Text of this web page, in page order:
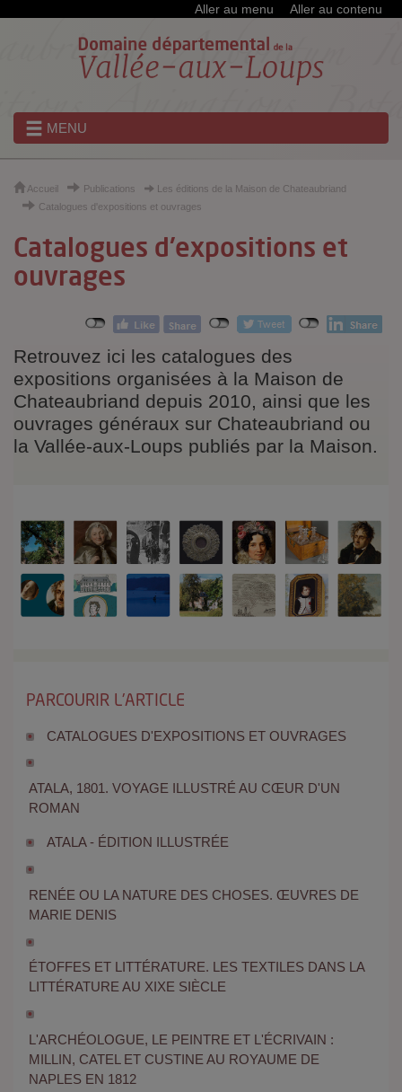
Aller au menu Aller au contenu
MENU
Accueil Publications
Les éditions de la Maison de Chateaubriand
Catalogues d'expositions et ouvrages
Catalogues d'expositions et
ouvrages
Retrouvez ici les catalogues des
expositions organisées à la Maison de
Chateaubriand depuis 2010, ainsi que les
ouvrages généraux sur Chateaubriand ou
la Vallée-aux-Loups publiés par la Maison.
PARCOURIR L'ARTICLE
CATALOGUES D'EXPOSITIONS ET OUVRAGES
ATALA, 1801. VOYAGE ILLUSTRÉ AU CŒUR D'UN
ROMAN
ATALA - ÉDITION ILLUSTRÉE
RENÉE OU LA NATURE DES CHOSES. ŒUVRES DE
MARIE DENIS
ÉTOFFES ET LITTÉRATURE. LES TEXTILES DANS LA
LITTÉRATURE AU XIXE SIÈCLE
L'ARCHÉOLOGUE, LE PEINTRE ET L'ÉCRIVAIN :
MILLIN, CATEL ET CUSTINE AU ROYAUME DE
NAPLES EN 1812
Cookies et traceurs utilisés sur ce site